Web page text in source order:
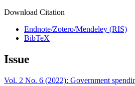
Download Citation
Endnote/Zotero/Mendeley (RIS)
BibTeX
Issue
Vol. 2 No. 6 (2022): Government